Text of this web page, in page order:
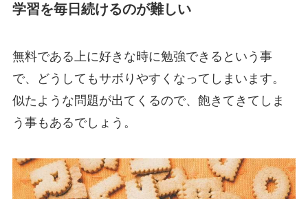
学習を毎日続けるのが難しい
無料である上に好きな時に勉強できるという事
で、どうしてもサボりやすくなってしまいます。
似たような問題が出てくるので、飽きてきてしま
う事もあるでしょう。